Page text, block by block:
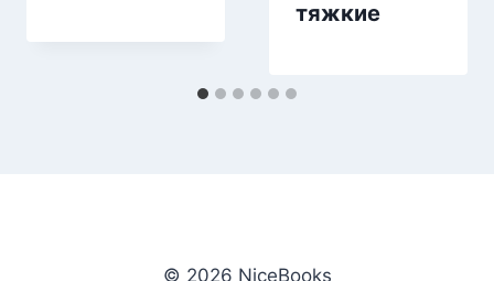
тяжкие
© 2026 NiceBooks